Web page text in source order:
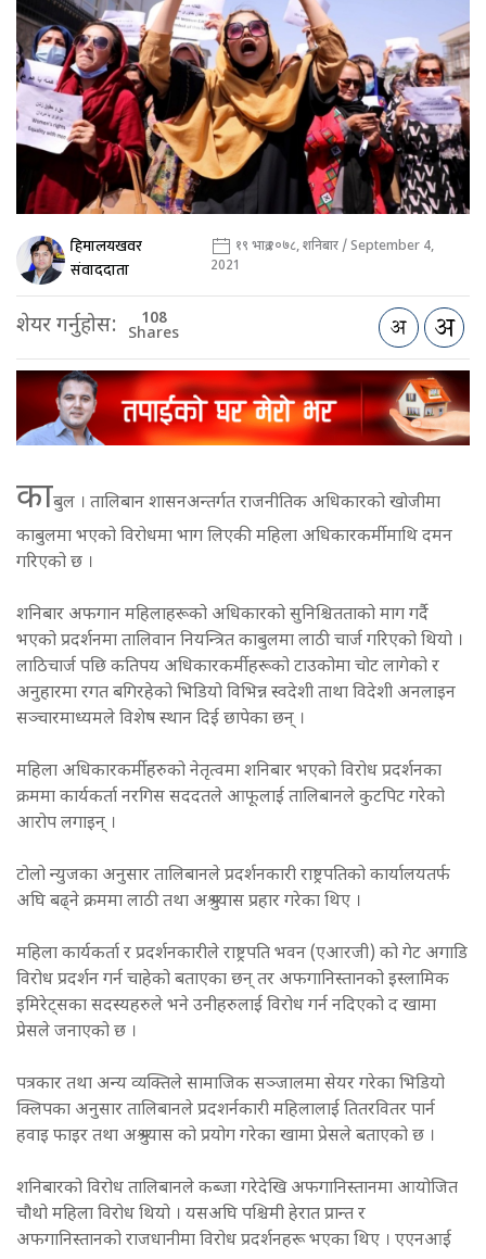
हिमालयखवर
संवाददाता
१९ भाद्र २०७८, शनिबार / September 4,
2021
शेयर गर्नुहोस: 108
Shares
काबुल । तालिबान शासनअन्तर्गत राजनीतिक अधिकारको खोजीमा
काबुलमा भएको विरोधमा भाग लिएकी महिला अधिकारकर्मीमाथि दमन
गरिएको छ ।
शनिबार अफगान महिलाहरूको अधिकारको सुनिश्चितताको माग गर्दै
भएको प्रदर्शनमा तालिवान नियन्त्रित काबुलमा लाठी चार्ज गरिएको थियो ।
लाठिचार्ज पछि कतिपय अधिकारकर्मीहरूको टाउकोमा चोट लागेको र
अनुहारमा रगत बगिरहेको भिडियो विभिन्न स्वदेशी ताथा विदेशी अनलाइन
सञ्चारमाध्यमले विशेष स्थान दिई छापेका छन् ।
महिला अधिकारकर्मीहरुको नेतृत्वमा शनिबार भएको विरोध प्रदर्शनका
क्रममा कार्यकर्ता नरगिस सददतले आफूलाई तालिबानले कुटपिट गरेको
आरोप लगाइन् ।
टोलो न्युजका अनुसार तालिबानले प्रदर्शनकारी राष्ट्रपतिको कार्यालयतर्फ
अघि बढ्ने क्रममा लाठी तथा अश्रु ग्यास प्रहार गरेका थिए ।
महिला कार्यकर्ता र प्रदर्शनकारीले राष्ट्रपति भवन (एआरजी) को गेट अगाडि
विरोध प्रदर्शन गर्न चाहेको बताएका छन् तर अफगानिस्तानको इस्लामिक
इमिरेट्सका सदस्यहरुले भने उनीहरुलाई विरोध गर्न नदिएको द खामा
प्रेसले जनाएको छ ।
पत्रकार तथा अन्य व्यक्तिले सामाजिक सञ्जालमा सेयर गरेका भिडियो
क्लिपका अनुसार तालिबानले प्रदशर्नकारी महिलालाई तितरवितर पार्न
हवाइ फाइर तथा अश्रु ग्यास को प्रयोग गरेका खामा प्रेसले बताएको छ ।
शनिबारको विरोध तालिबानले कब्जा गरेदेखि अफगानिस्तानमा आयोजित
चौथो महिला विरोध थियो । यसअघि पश्चिमी हेरात प्रान्त र
अफगानिस्तानको राजधानीमा विरोध प्रदर्शनहरू भएका थिए । एएनआई